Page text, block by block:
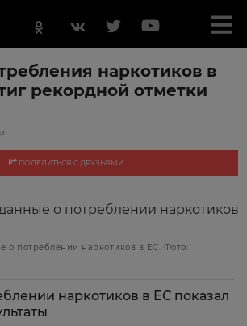
наркотиков в
рекордной отметки
ПОДЕЛИТЬСЯ С ДРУЗЬЯМИ
о потреблении наркотиков в ЕС. Фото:
наркотиков в ЕС показал